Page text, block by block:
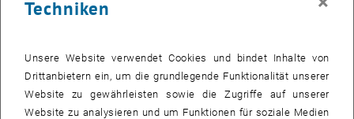
Techniken
Unsere Website verwendet Cookies und bindet Inhalte von
Drittanbietern ein, um die grundlegende Funktionalität unserer
Website zu gewährleisten sowie die Zugriffe auf unserer
Website zu analysieren und um Funktionen für soziale Medien